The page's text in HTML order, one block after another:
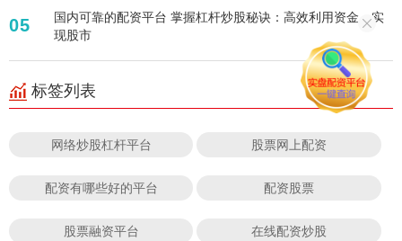
05
国内可靠的配资平台 掌握杠杆炒股秘诀：高效利用资金，实
现股市
标签列表
网络炒股杠杆平台 股票网上配资
配资有哪些好的平台 配资股票
股票融资平台 在线配资炒股